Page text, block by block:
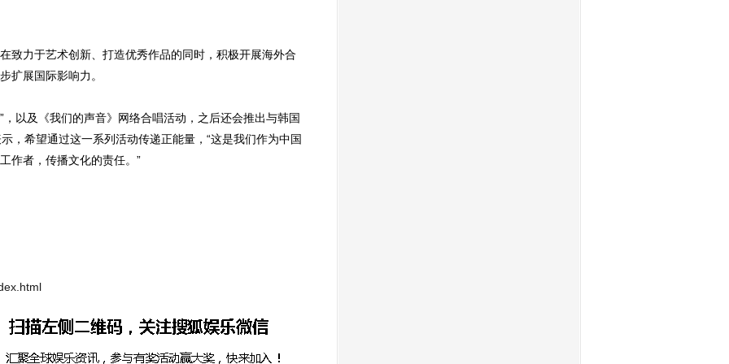
力于艺术创新、打造优秀作品的同时，积极开展海外合
扩展国际影响力。
及《我们的声音》网络合唱活动，之后还会推出与韩国
，希望通过这一系列活动传递正能量，“这是我们作为中国
作者，传播文化的责任。”